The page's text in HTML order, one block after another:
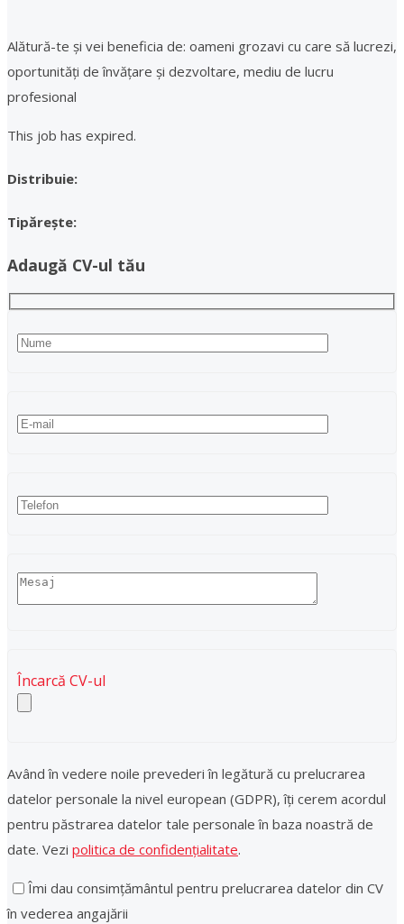
Alătură-te și vei beneficia de: oameni grozavi cu care să lucrezi,
oportunități de învățare și dezvoltare, mediu de lucru
profesional
This job has expired.
Distribuie:
Tipărește:
Adaugă CV-ul tău
Încarcă CV-ul
Având în vedere noile prevederi în legătură cu prelucrarea
datelor personale la nivel european (GDPR), îți cerem acordul
pentru păstrarea datelor tale personale în baza noastră de
date. Vezi politica de confidențialitate.
Îmi dau consimțământul pentru prelucrarea datelor din CV
în vederea angajării